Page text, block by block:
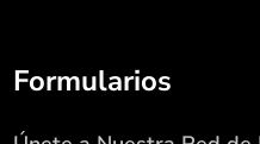
Formularios